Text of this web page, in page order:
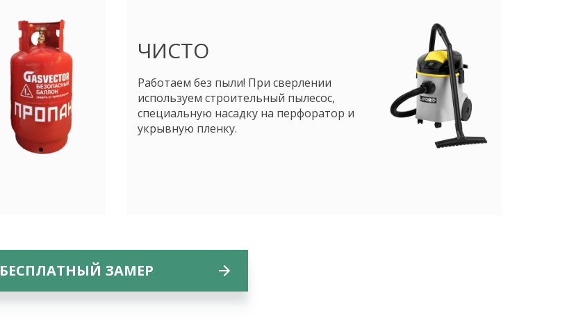
ЧИСТО
Работаем без пыли! При сверлении
используем строительный пылесос,
специальную насадку на перфоратор и
укрывную пленку.
БЕСПЛАТНЫЙ ЗАМЕР